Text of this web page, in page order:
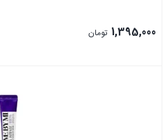
1,395,000 تومان